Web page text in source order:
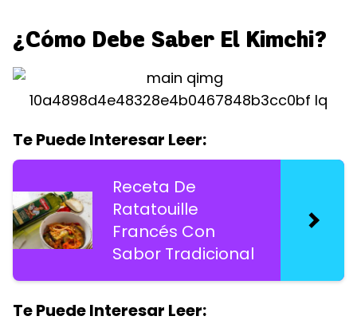
¿Cómo Debe Saber El Kimchi?
Te Puede Interesar Leer:
Receta De
Ratatouille
Francés Con
Sabor Tradicional
Te Puede Interesar Leer: